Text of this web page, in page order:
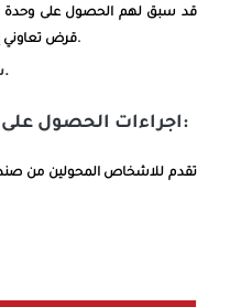
قد سبق لهم الحصول على وحدة
قرض تعاوني إسكاني (بالنسبة لمحدودي الدخل).
شامل كافة العمولات والمصروفات.
اجراءات الحصول على الخدمة (تشكيل لجنة زكاة ):
تقدم للاشخاص المحولين من